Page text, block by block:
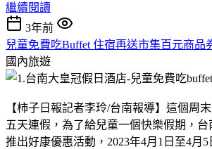
繼續閱讀
3年前
兒童免費吃Buffet 住宿再送市集百元商品
國內旅遊
【柿子日報記者李玲/台南報導】這個周
五天連假，為了給兒童一個快樂假期，
推出好康優惠活動，2023年4月1日至4月